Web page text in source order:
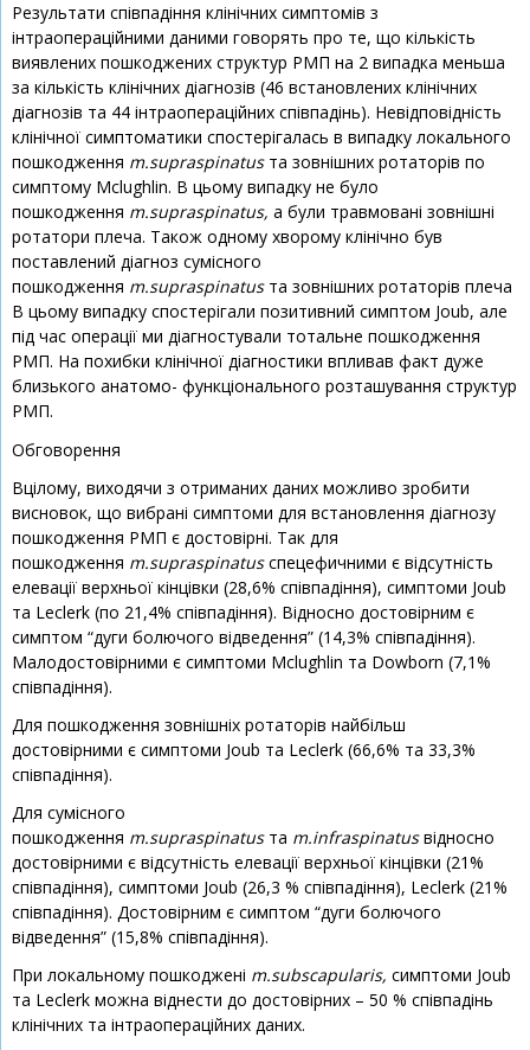
Результати співпадіння клінічних симптомів з
інтраопераційними даними говорять про те, що кількість
виявлених пошкоджених структур РМП на 2 випадка меньша
за кількість клінічних діагнозів (46 встановлених клінічних
діагнозів та 44 інтраопераційних співпадінь). Невідповідність
клінічної симптоматики спостерігалась в випадку локального
пошкодження m.supraspinatus та зовнішних ротаторів по
симптому Mclughlin. В цьому випадку не було
пошкодження m.supraspinatus, а були травмовані зовнішні
ротатори плеча. Також одному хворому клінічно був
поставлений діагноз сумісного
пошкодження m.supraspinatus та зовнішних ротаторів плеча
В цьому випадку спостерігали позитивний симптом Joub, але
під час операції ми діагностували тотальне пошкодження
РМП. На похибки клінічної діагностики впливав факт дуже
близького анатомо- функціонального розташування структур
РМП.
Обговорення
Вцілому, виходячи з отриманих даних можливо зробити
висновок, що вибрані симптоми для встановлення діагнозу
пошкодження РМП є достовірні. Так для
пошкодження m.supraspinatusспецефичними є відсутність
елевації верхньої кінцівки (28,6% співпадіння), симптоми Joub
та Leсlerk (по 21,4% співпадіння). Відносно достовірним є
симптом “дуги болючого відведення” (14,3% співпадіння).
Малодостовірними є симптоми Mclughlin та Dowborn (7,1%
співпадіння).
Для пошкодження зовнішніх ротаторів найбільш
достовірними є симптоми Joub та Leсlerk (66,6% та 33,3%
співпадіння).
Для сумісного
пошкодження m.supraspinatus та m.infraspinatusвідносно
достовірними є відсутність елевації верхньої кінцівки (21%
співпадіння), симптоми Joub (26,3 % співпадіння), Leсlerk (21%
співпадіння). Достовірним є симптом “дуги болючого
відведення” (15,8% співпадіння).
При локальному пошкоджені m.subscapularis, симптоми Joub
та Leсlerk можна віднести до достовірних – 50 % співпадінь
клінічних та інтраопераційних даних.